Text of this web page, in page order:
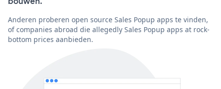
Anderen proberen open source Sales Popup apps te vinden,
of companies abroad die allegedly Sales Popup apps at rock-
bottom prices aanbieden.